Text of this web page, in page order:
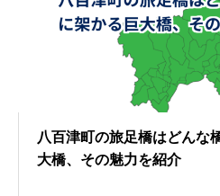
八百津町の旅足橋はどんな
大橋、その魅力を紹介